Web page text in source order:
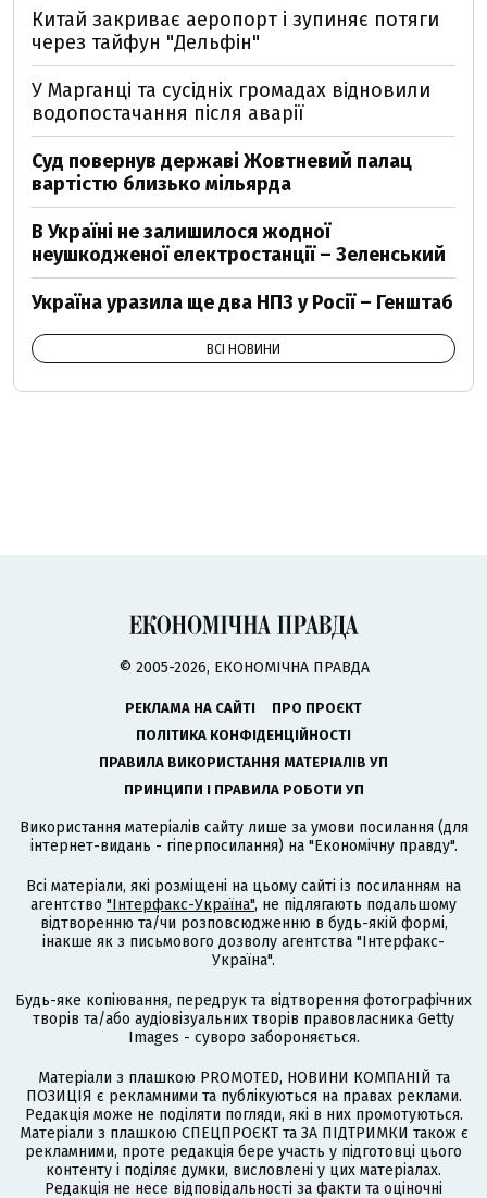
Китай закриває аеропорт і зупиняє потяги
через тайфун "Дельфін"
У Марганці та сусідніх громадах відновили
водопостачання після аварії
Суд повернув державі Жовтневий палац
вартістю близько мільярда
В Україні не залишилося жодної
неушкодженої електростанції – Зеленський
Україна уразила ще два НПЗ у Росії – Генштаб
ВСІ НОВИНИ
© 2005-2026, ЕКОНОМІЧНА ПРАВДА
РЕКЛАМА НА САЙТІ
ПРО ПРОЄКТ
ПОЛІТИКА КОНФІДЕНЦІЙНОСТІ
ПРАВИЛА ВИКОРИСТАННЯ МАТЕРІАЛІВ УП
ПРИНЦИПИ І ПРАВИЛА РОБОТИ УП
Використання матеріалів сайту лише за умови посилання (для
інтернет-видань - гіперпосилання) на "Економічну правду".
Всі матеріали, які розміщені на цьому сайті із посиланням на
агентство "Інтерфакс-Україна", не підлягають подальшому
відтворенню та/чи розповсюдженню в будь-якій формі,
інакше як з письмового дозволу агентства "Інтерфакс-
Україна".
Будь-яке копіювання, передрук та відтворення фотографічних
творів та/або аудіовізуальних творів правовласника Getty
Images - суворо забороняється.
Матеріали з плашкою PROMOTED, НОВИНИ КОМПАНІЙ та
ПОЗИЦІЯ є рекламними та публікуються на правах реклами.
Редакція може не поділяти погляди, які в них промотуються.
Матеріали з плашкою СПЕЦПРОЄКТ та ЗА ПІДТРИМКИ також є
рекламними, проте редакція бере участь у підготовці цього
контенту і поділяє думки, висловлені у цих матеріалах.
Редакція не несе відповідальності за факти та оціночні